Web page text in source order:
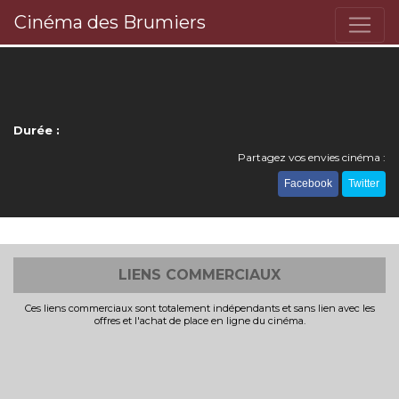
Cinéma des Brumiers
Durée :
Partagez vos envies cinéma :
Facebook Twitter
LIENS COMMERCIAUX
Ces liens commerciaux sont totalement indépendants et sans lien avec les
offres et l'achat de place en ligne du cinéma.